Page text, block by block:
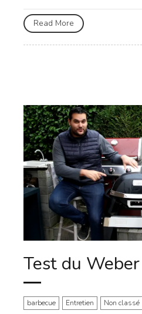
Read More
Test du
barbecue Entretien Non classé